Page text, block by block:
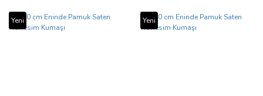
Yeni Yeni